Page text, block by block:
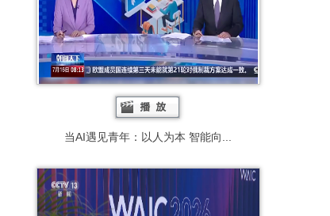
当AI遇见青年：以人为本 智能向...